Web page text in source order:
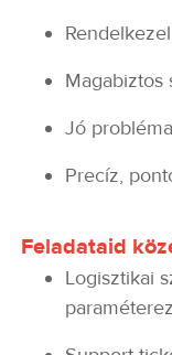
Magabiztos
Jó
Precíz,
Feladataid
Logisztikai